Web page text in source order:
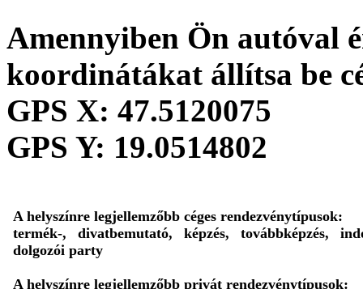
Amennyiben Ön autóval
koordinátákat állítsa be
GPS X: 47.5120075
GPS Y: 19.0514802
A helyszínre legjellemzőbb céges rendezvénytípusok:
termék-, divatbemutató, képzés, továbbképzés,
dolgozói party
A helyszínre legjellemzőbb privát rendezvénytípusok: